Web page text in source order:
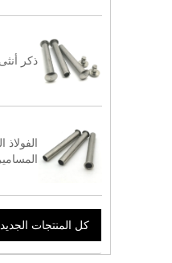
ذكر
الفولاذ
كل المنتجات